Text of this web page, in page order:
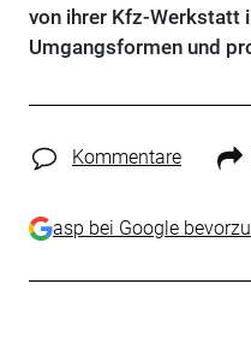
von ihrer Kfz-Werkstatt
Umgangsformen und
Kommentare
asp bei Google